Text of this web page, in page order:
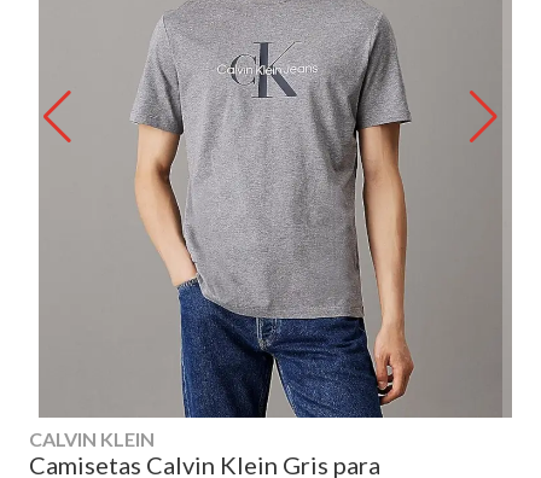
CALVIN KLEIN
Camisetas Calvin Klein Gris para